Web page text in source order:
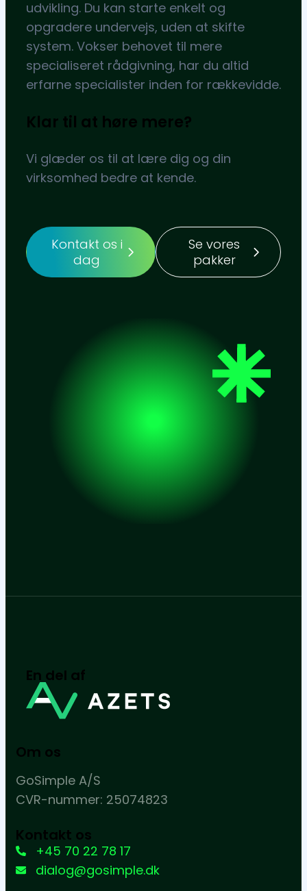
udvikling. Du kan starte enkelt og
opgradere undervejs, uden at skifte
system. Vokser behovet til mere
specialiseret rådgivning, har du altid
erfarne specialister inden for rækkevidde.
Klar til at høre mere?
Vi glæder os til at lære dig og din
virksomhed bedre at kende.
Kontakt os i
dag
Se vores
pakker
En del af
Om os
GoSimple A/S
CVR-nummer: 25074823
Kontakt os
+45 70 22 78 17
dialog@gosimple.dk